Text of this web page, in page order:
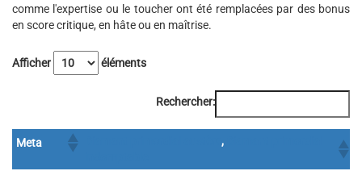
comme l'expertise ou le toucher ont été remplacées par des bonus
en score critique, en hâte ou en maîtrise.
Afficher éléments
Rechercher:
Meta ,